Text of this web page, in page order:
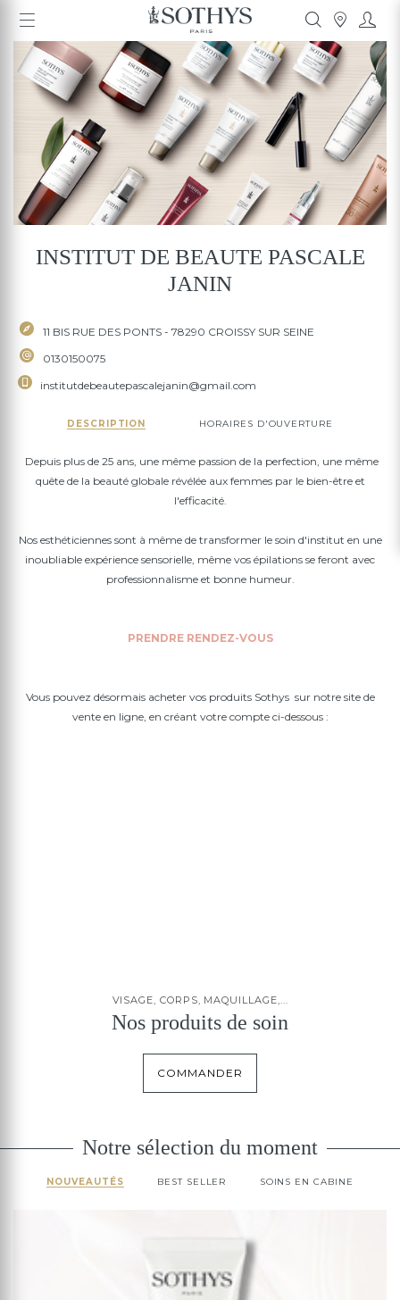
INSTITUT DE BEAUTE
PASCALE JANIN
11 BIS RUE DES PONTS - 78290 CROISSY SUR
0130150075
institutdebeautepascalejanin@gmail.com
INSTITUT DE BEAUTE PASCALE
JANIN
11 BIS RUE DES PONTS - 78290 CROISSY SUR SEINE
0130150075
institutdebeautepascalejanin@gmail.com
DESCRIPTION HORAIRES D'OUVERTURE
Depuis plus de 25 ans, une même passion de la perfection, une même
quête de la beauté globale révélée aux femmes par le bien-être et
l'efficacité.
Nos esthéticiennes sont à même de transformer le soin d'institut en une
inoubliable expérience sensorielle, même vos épilations se feront avec
professionnalisme et bonne humeur.
PRENDRE RENDEZ-VOUS
Vous pouvez désormais acheter vos produits Sothys sur notre site de
vente en ligne, en créant votre compte ci-dessous :
VISAGE, CORPS, MAQUILLAGE,...
Nos produits de soin
COMMANDER
Notre sélection du moment
NOUVEAUTÉS BEST SELLER SOINS EN CABINE